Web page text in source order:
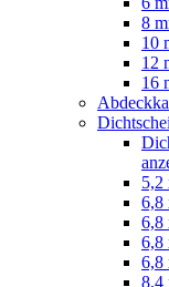
8
10
12
16
5,2
6,8
6,8
6,8
6,8
8,4